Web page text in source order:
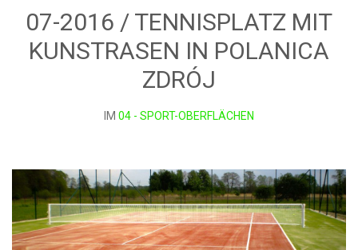
07-2016 / TENNISPLATZ MIT
KUNSTRASEN IN POLANICA
ZDRÓJ
IM 04 - SPORT-OBERFLÄCHEN